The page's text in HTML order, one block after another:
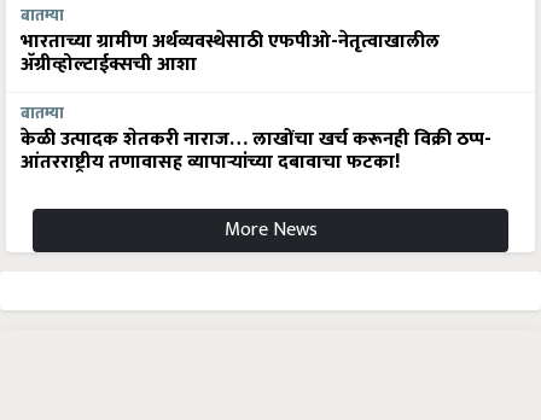
बातम्या
भारताच्या ग्रामीण अर्थव्यवस्थेसाठी एफपीओ-नेतृत्वाखालील
अ‍ॅग्रीव्होल्टाईक्सची आशा
बातम्या
केळी उत्पादक शेतकरी नाराज… लाखोंचा खर्च करूनही विक्री ठप्प-
आंतरराष्ट्रीय तणावासह व्यापाऱ्यांच्या दबावाचा फटका!
More News